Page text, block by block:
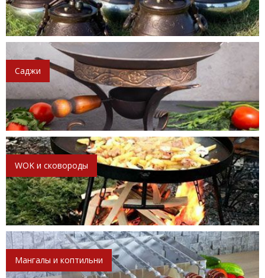
Саджи
WOK и сковороды
Мангалы и коптильни